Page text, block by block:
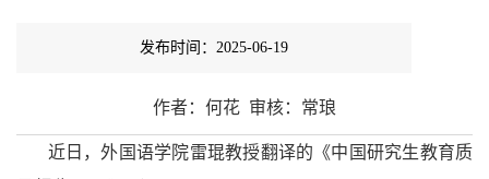
发布时间：2025-06-19
作者：何花 审核：常琅
近日，外国语学院雷琨教授翻译的《中国研究生教育质